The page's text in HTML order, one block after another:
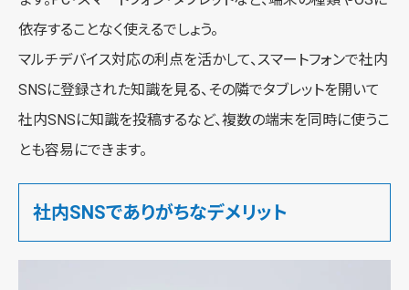
依存することなく使えるでしょう。
マルチデバイス対応の利点を活かして、スマートフォンで社内
SNSに登録された知識を見る、その隣でタブレットを開いて
社内SNSに知識を投稿するなど、複数の端末を同時に使うこ
とも容易にできます。
社内SNSでありがちなデメリット